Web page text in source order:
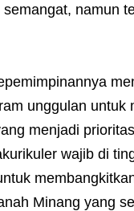
namun
unggulan untuk
menjadi
wajib di
Minang yang